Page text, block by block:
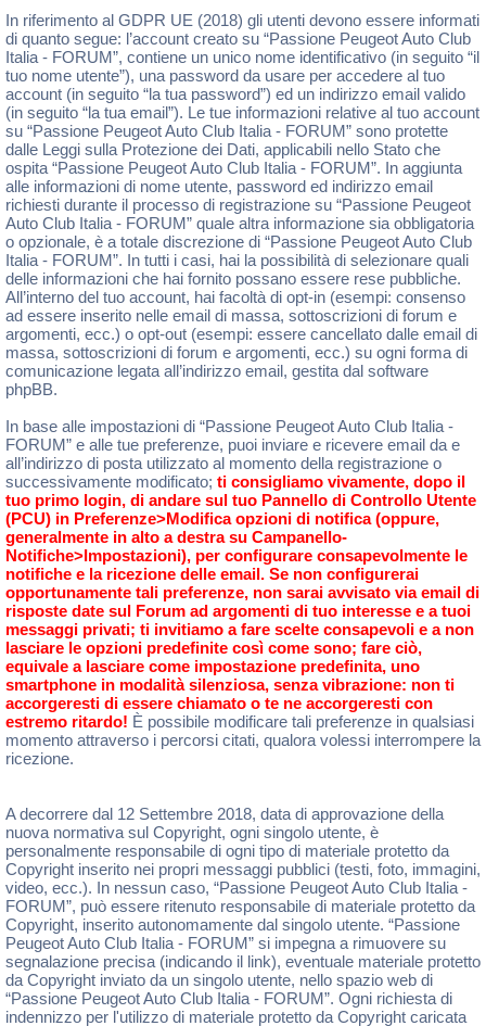
In riferimento al GDPR UE (2018) gli utenti devono essere informati
di quanto segue: l’account creato su “Passione Peugeot Auto Club
Italia - FORUM”, contiene un unico nome identificativo (in seguito “il
tuo nome utente”), una password da usare per accedere al tuo
account (in seguito “la tua password”) ed un indirizzo email valido
(in seguito “la tua email”). Le tue informazioni relative al tuo account
su “Passione Peugeot Auto Club Italia - FORUM” sono protette
dalle Leggi sulla Protezione dei Dati, applicabili nello Stato che
ospita “Passione Peugeot Auto Club Italia - FORUM”. In aggiunta
alle informazioni di nome utente, password ed indirizzo email
richiesti durante il processo di registrazione su “Passione Peugeot
Auto Club Italia - FORUM” quale altra informazione sia obbligatoria
o opzionale, è a totale discrezione di “Passione Peugeot Auto Club
Italia - FORUM”. In tutti i casi, hai la possibilità di selezionare quali
delle informazioni che hai fornito possano essere rese pubbliche.
All’interno del tuo account, hai facoltà di opt-in (esempi: consenso
ad essere inserito nelle email di massa, sottoscrizioni di forum e
argomenti, ecc.) o opt-out (esempi: essere cancellato dalle email di
massa, sottoscrizioni di forum e argomenti, ecc.) su ogni forma di
comunicazione legata all’indirizzo email, gestita dal software
phpBB.
In base alle impostazioni di “Passione Peugeot Auto Club Italia -
FORUM” e alle tue preferenze, puoi inviare e ricevere email da e
all’indirizzo di posta utilizzato al momento della registrazione o
successivamente modificato; ti consigliamo vivamente, dopo il
tuo primo login, di andare sul tuo Pannello di Controllo Utente
(PCU) in Preferenze>Modifica opzioni di notifica (oppure,
generalmente in alto a destra su Campanello-
Notifiche>Impostazioni), per configurare consapevolmente le
notifiche e la ricezione delle email. Se non configurerai
opportunamente tali preferenze, non sarai avvisato via email di
risposte date sul Forum ad argomenti di tuo interesse e a tuoi
messaggi privati; ti invitiamo a fare scelte consapevoli e a non
lasciare le opzioni predefinite così come sono; fare ciò,
equivale a lasciare come impostazione predefinita, uno
smartphone in modalità silenziosa, senza vibrazione: non ti
accorgeresti di essere chiamato o te ne accorgeresti con
estremo ritardo! È possibile modificare tali preferenze in qualsiasi
momento attraverso i percorsi citati, qualora volessi interrompere la
ricezione.
A decorrere dal 12 Settembre 2018, data di approvazione della
nuova normativa sul Copyright, ogni singolo utente, è
personalmente responsabile di ogni tipo di materiale protetto da
Copyright inserito nei propri messaggi pubblici (testi, foto, immagini,
video, ecc.). In nessun caso, “Passione Peugeot Auto Club Italia -
FORUM”, può essere ritenuto responsabile di materiale protetto da
Copyright, inserito autonomamente dal singolo utente. “Passione
Peugeot Auto Club Italia - FORUM” si impegna a rimuovere su
segnalazione precisa (indicando il link), eventuale materiale protetto
da Copyright inviato da un singolo utente, nello spazio web di
“Passione Peugeot Auto Club Italia - FORUM”. Ogni richiesta di
indennizzo per l'utilizzo di materiale protetto da Copyright caricata